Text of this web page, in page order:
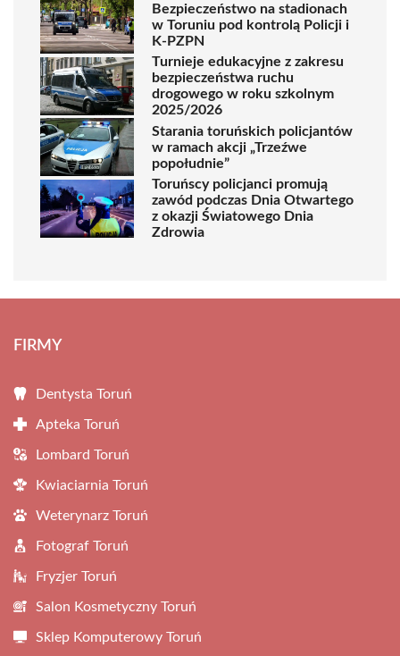
Bezpieczeństwo na stadionach
w Toruniu pod kontrolą Policji i
K-PZPN
Turnieje edukacyjne z zakresu
bezpieczeństwa ruchu
drogowego w roku szkolnym
2025/2026
Starania toruńskich policjantów
w ramach akcji „Trzeźwe
popołudnie”
Toruńscy policjanci promują
zawód podczas Dnia Otwartego
z okazji Światowego Dnia
Zdrowia
FIRMY
Dentysta Toruń
Apteka Toruń
Lombard Toruń
Kwiaciarnia Toruń
Weterynarz Toruń
Fotograf Toruń
Fryzjer Toruń
Salon Kosmetyczny Toruń
Sklep Komputerowy Toruń